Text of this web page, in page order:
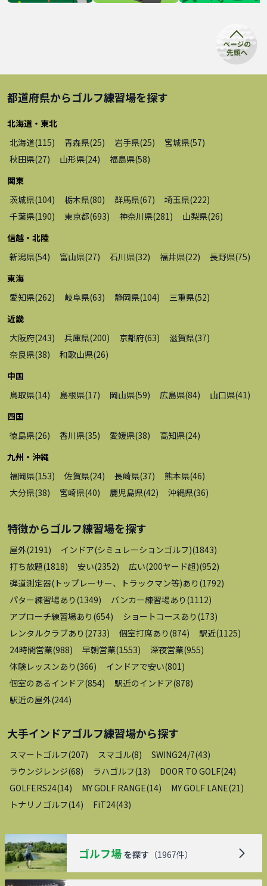
都道府県からゴルフ練習場を探す
北海道・東北
北海道(115) 青森県(25) 岩手県(25) 宮城県(57)
秋田県(27) 山形県(24) 福島県(58)
関東
茨城県(104) 栃木県(80) 群馬県(67) 埼玉県(222)
千葉県(190) 東京都(693) 神奈川県(281 ) 山梨県(26)
信越・北陸
新潟県(54) 富山県(27) 石川県(32) 福井県(22) 長野県(75)
東海
愛知県(262) 岐阜県(63) 静岡県(104) 三重県(52)
近畿
大阪府(243) 兵庫県(200) 京都府(63) 滋賀県(37)
奈良県(38) 和歌山県(26)
中国
鳥取県(14) 島根県(17) 岡山県(59) 広島県(84) 山口県(41 )
四国
徳島県(26) 香川県(35) 愛媛県(38) 高知県(24)
九州・沖縄
福岡県(153) 佐賀県(24) 長崎県(37) 熊本県(46)
大分県(38) 宮崎県(40) 鹿児島県(42) 沖縄県(36)
特徴からゴルフ練習場を探す
屋外(2191 ) インドア(シミュレーションゴルフ)(1843)
打ち放題(1818) 安い(2352) 広い(200ヤード超)(952)
弾道測定器(トップレーサー、トラックマン等)あり (1792)
パター練習場あり (1349) バンカー練習場あり (1112)
アプローチ練習場あり (654) ショートコースあり (173)
レンタルクラブあり (2733) 個室打席あり (874) 駅近(1125)
24時間営業(988) 早朝営業(1553) 深夜営業(955)
体験レッスンあり (366) インドアで安い(801 )
個室のあるインドア(854) 駅近のインドア(878)
駅近の屋外(244)
大手インドアゴルフ練習場から探す
スマートゴルフ(207) スマゴル(8) SWING24/7(43)
ラウンジレンジ(68) ラハゴルフ(13) DOOR TO GOLF(24)
GOLFERS24(14) MY GOLF RANGE(14) MY GOLF LANE(21 )
トナリノゴルフ(14) FiT24(43)
ゴルフ場 を探す （1967件）